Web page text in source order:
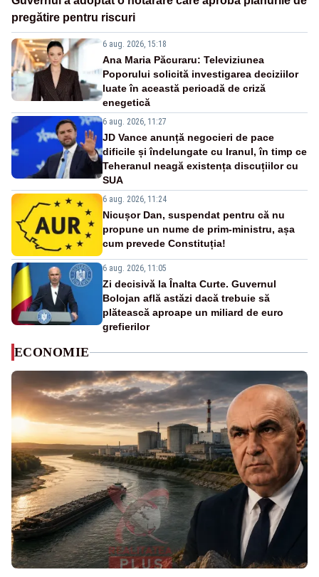
pregătire pentru riscuri
6 aug. 2026, 15:18
Ana Maria Păcuraru: Televiziunea
Poporului solicită investigarea deciziilor
luate în această perioadă de criză
enegetică
6 aug. 2026, 11:27
JD Vance anunță negocieri de pace
dificile și îndelungate cu Iranul, în timp ce
Teheranul neagă existența discuțiilor cu
SUA
6 aug. 2026, 11:24
Nicușor Dan, suspendat pentru că nu
propune un nume de prim-ministru, așa
cum prevede Constituția!
6 aug. 2026, 11:05
Zi decisivă la Înalta Curte. Guvernul
Bolojan află astăzi dacă trebuie să
plătească aproape un miliard de euro
grefierilor
ECONOMIE